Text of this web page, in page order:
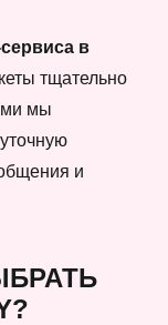
в
тщательно
мы
и